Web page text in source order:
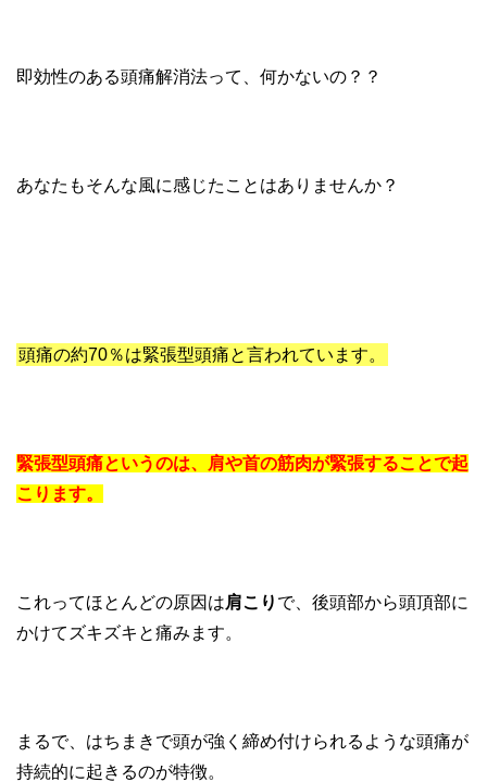
即効性のある頭痛解消法って、何かないの？？
あなたもそんな風に感じたことはありませんか？
頭痛の約70％は緊張型頭痛と言われています。
緊張型頭痛というのは、肩や首の筋肉が緊張することで起
こります。
これってほとんどの原因は肩こり で、後頭部から頭頂部に
かけてズキズキと痛みます。
まるで、はちまきで頭が強く締め付けられるような頭痛が
持続的に起きるのが特徴。